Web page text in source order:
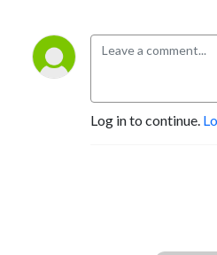
Log in to continue.